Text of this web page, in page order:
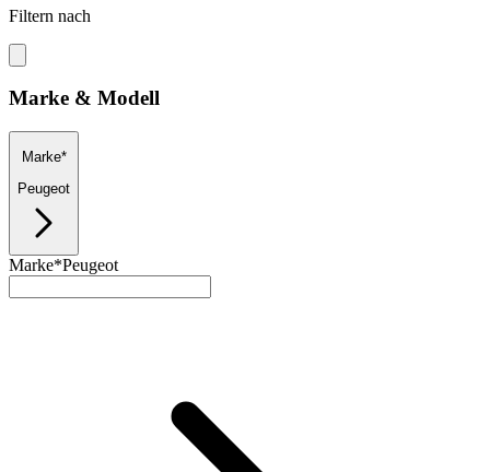
Filtern nach
Marke & Modell
Marke*
Peugeot
Marke*Peugeot